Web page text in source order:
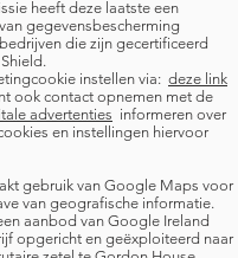
heeft deze laatste een
gegevensbescherming
die zijn gecertificeerd
instellen via: deze link
ook contact opnemen met de
advertenties informeren over
en instellingen hiervoor
gebruik van Google Maps voor
van geografische informatie.
aanbod van Google Ireland
opgericht en geëxploiteerd naar